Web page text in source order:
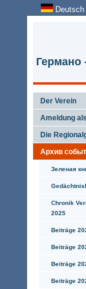
Deutsch
Германо
Der Verein
Ameldung
Die
Архив
Зеленая
Chronik
2025
Beiträge
Beiträge
Beiträge
Beiträge